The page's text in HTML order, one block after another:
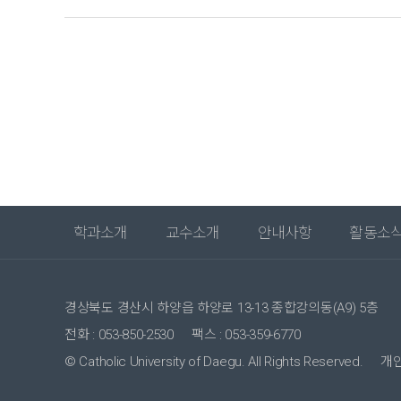
학과소개 교수소개 안내사항 활동소식
경상북도 경산시 하양읍 하양로 13-13 종합강의동(A9) 5층
전화 : 053-850-2530
팩스 : 053-359-6770
© Catholic University of Daegu. All Rights Reserved.
개